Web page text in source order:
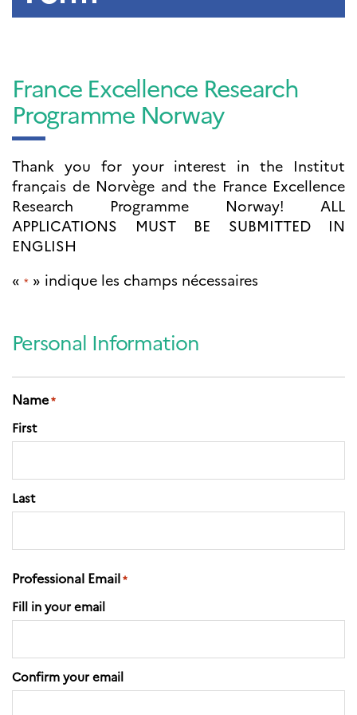
Septentrionales
FRANÇAISE
Apprendre le
français en
langue
française
Francophonie
Visite de classes
éducative
française et
norvégienne
post-
doctorants
Norvège en voyage en
Norvège
doctorats en
France Excellence Research
Programme Norway
Thank you for your interest in the Institut
français de Norvège and the France Excellence
Research Programme Norway! ALL
APPLICATIONS MUST BE SUBMITTED IN
ENGLISH
« * » indique les champs nécessaires
Personal Information
Name*
First
Last
Professional Email*
Fill in your email
Confirm your email